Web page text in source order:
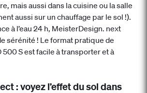
mais aussi dans la cuisine ou la salle
aussi sur un chauffage par le sol !).
à l’eau 24 h, MeisterDesign. next
sérénité ! Le format pratique de
500 S est facile à transporter et à
: voyez l’effet du sol dans